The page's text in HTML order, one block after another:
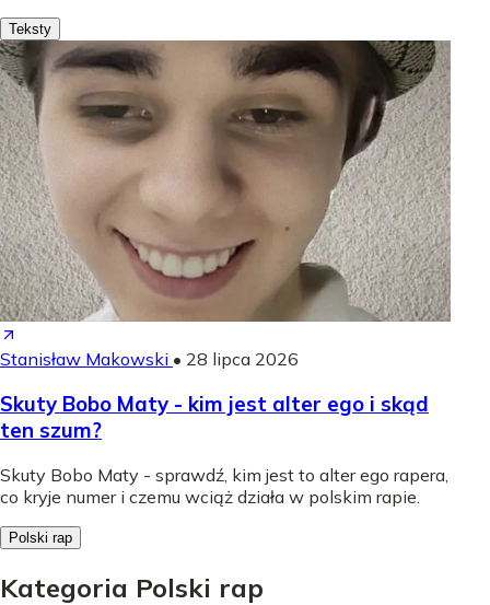
Teksty
Stanisław Makowski • 28 lipca 2026
Skuty Bobo Maty - kim jest alter ego i skąd
ten szum?
Skuty Bobo Maty - sprawdź, kim jest to alter ego rapera,
co kryje numer i czemu wciąż działa w polskim rapie.
Polski rap
Kategoria Polski rap